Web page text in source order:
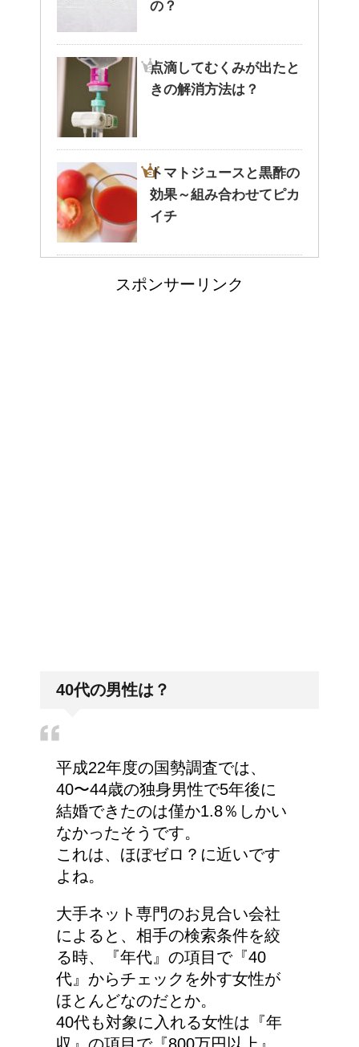
拶をしましょう。
腹痛、しかも激痛・吐き気もあ
る。どんなことが考えられる？
癒しを与えてくれるメダカ。そ
の産卵時期はいつ？
点滴でできたむくみを簡単に解
の？
点滴してむくみが出たと
きの解消方法は？
トマトジュースと黒酢の
効果～組み合わせてピカ
イチ
人が死ぬ前に感じる予感
スポンサーリンク
40代の男性は？
平成22年度の国勢調査では、
40〜44歳の独身男性で5年後に
結婚できたのは僅か1.8％しかい
なかったそうです。
これは、ほぼゼロ？に近いです
よね。
大手ネット専門のお見合い会社
によると、相手の検索条件を絞
る時、『年代』の項目で『40
代』からチェックを外す女性が
ほとんどなのだとか。
40代も対象に入れる女性は『年